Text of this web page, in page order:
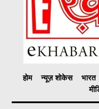
होम न्यूज़ शोकेस भारत